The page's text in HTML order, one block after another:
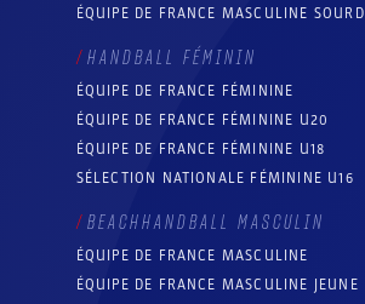
ÉQUIPE DE FRANCE MASCULINE SOURD
HANDBALL FÉMININ
ÉQUIPE DE FRANCE FÉMININE
ÉQUIPE DE FRANCE FÉMININE U20
ÉQUIPE DE FRANCE FÉMININE U18
SÉLECTION NATIONALE FÉMININE U16
BEACHHANDBALL MASCULIN
ÉQUIPE DE FRANCE MASCULINE
ÉQUIPE DE FRANCE MASCULINE JEUNE